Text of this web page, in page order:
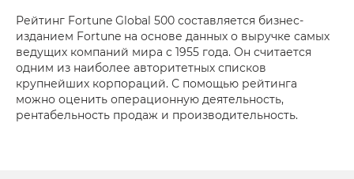
Рейтинг Fortune Global 500 составляется бизнес-
изданием Fortune на основе данных о выручке самых
ведущих компаний мира c 1955 года. Он считается
одним из наиболее авторитетных списков
крупнейших корпораций. С помощью рейтинга
можно оценить операционную деятельность,
рентабельность продаж и производительность.